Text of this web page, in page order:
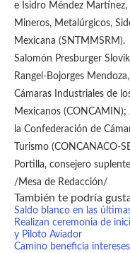
e Isidro Méndez Martínez,
Mineros, Metalúrgicos,
Mexicana (SNTMMSRM).
Salomón Presburger
Rangel-Bojorges
Cámaras Industriales de
Mexicanos (CONCAMIN);
la Confederación de
Turismo (CONCANACO-
Portilla, consejero
/Mesa de Redacción/
También te podría
Saldo blanco en las
Realizan ceremonia de
y Piloto Aviador
Camino beneficia